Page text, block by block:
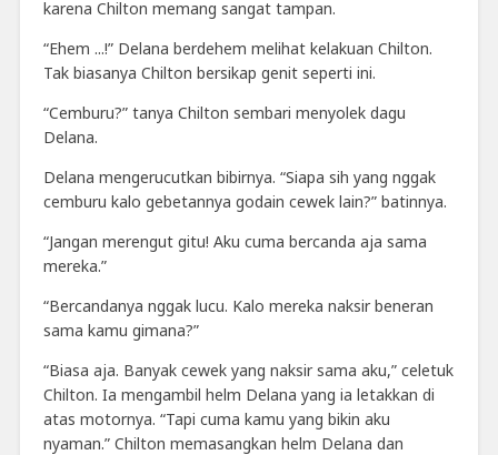
karena Chilton memang sangat tampan.
“Ehem ...!” Delana berdehem melihat kelakuan Chilton.
Tak biasanya Chilton bersikap genit seperti ini.
“Cemburu?” tanya Chilton sembari menyolek dagu
Delana.
Delana mengerucutkan bibirnya. “Siapa sih yang nggak
cemburu kalo gebetannya godain cewek lain?” batinnya.
“Jangan merengut gitu! Aku cuma bercanda aja sama
mereka.”
“Bercandanya nggak lucu. Kalo mereka naksir beneran
sama kamu gimana?”
“Biasa aja. Banyak cewek yang naksir sama aku,” celetuk
Chilton. Ia mengambil helm Delana yang ia letakkan di
atas motornya. “Tapi cuma kamu yang bikin aku
nyaman.” Chilton memasangkan helm Delana dan